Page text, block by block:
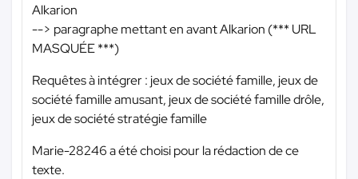
Alkarion
--> paragraphe mettant en avant Alkarion (*** URL
MASQUÉE ***)
Requêtes à intégrer : jeux de société famille, jeux de
société famille amusant, jeux de société famille drôle,
jeux de société stratégie famille
Marie-28246 a été choisi pour la rédaction de ce
texte.